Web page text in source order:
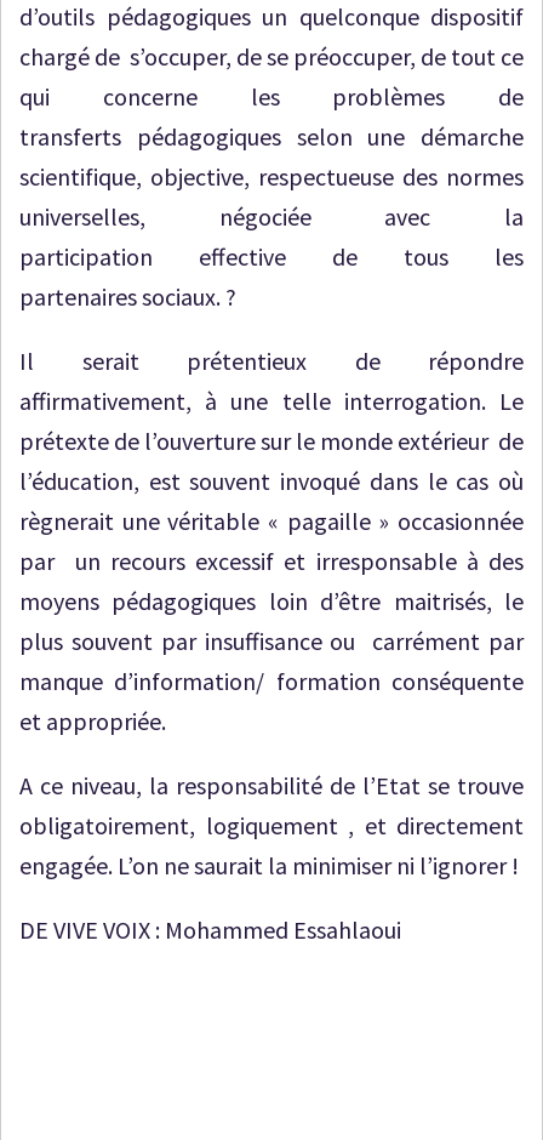
d’outils pédagogiques un quelconque dispositif
chargé de s’occuper, de se préoccuper, de tout ce
qui concerne les problèmes de
transferts pédagogiques selon une démarche
scientifique, objective, respectueuse des normes
universelles, négociée avec la
participation effective de tous les
partenaires sociaux. ?
Il serait prétentieux de répondre
affirmativement, à une telle interrogation. Le
prétexte de l’ouverture sur le monde extérieur de
l’éducation, est souvent invoqué dans le cas où
règnerait une véritable « pagaille » occasionnée
par un recours excessif et irresponsable à des
moyens pédagogiques loin d’être maitrisés, le
plus souvent par insuffisance ou carrément par
manque d’information/ formation conséquente
et appropriée.
A ce niveau, la responsabilité de l’Etat se trouve
obligatoirement, logiquement , et directement
engagée. L’on ne saurait la minimiser ni l’ignorer !
DE VIVE VOIX : Mohammed Essahlaoui